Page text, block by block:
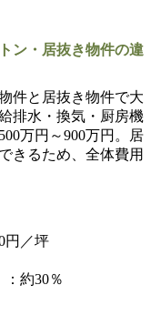
ン・居抜き物件の違
件と居抜き物件で大
排水・換気・厨房機
万円～900万円。居
きるため、全体費用
円／坪
約30％